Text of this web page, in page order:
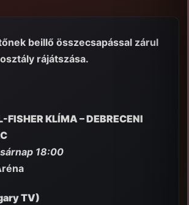
beillő összecsapással zárul
rájátszása.
FISHER KLÍMA – DEBRECENI
18:00
TV)